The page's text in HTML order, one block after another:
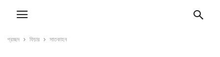
প্রচ্ছদ ফিচার সাতকাহন